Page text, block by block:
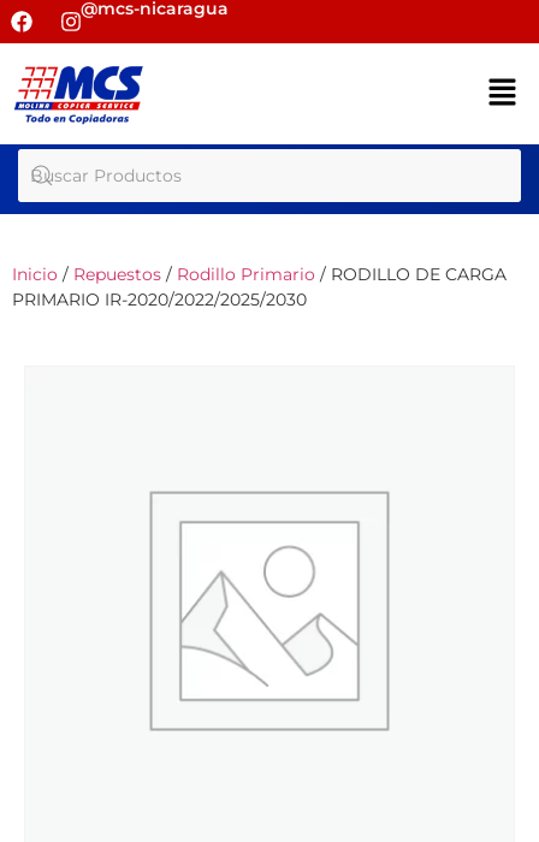
@mcs-nicaragua
Inicio / Repuestos / Rodillo Primario / RODILLO DE CARGA
PRIMARIO IR-2020/2022/2025/2030